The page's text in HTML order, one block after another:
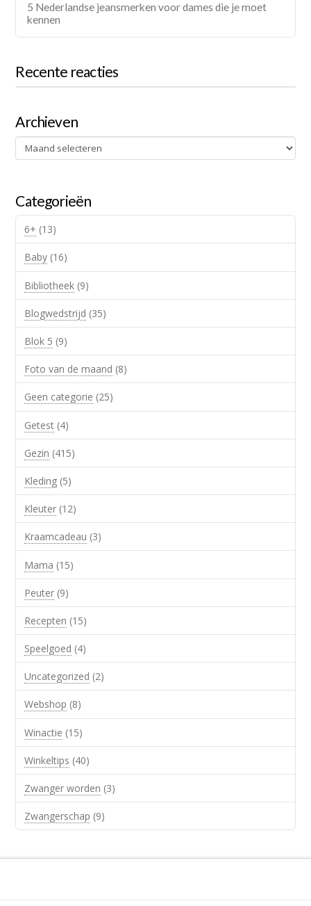
5 Nederlandse jeansmerken voor dames die je moet
kennen
Recente reacties
Archieven
Archieven
Categorieën
6+ (13)
Baby (16)
Bibliotheek (9)
Blogwedstrijd (35)
Blok 5 (9)
Foto van de maand (8)
Geen categorie (25)
Getest (4)
Gezin (415)
Kleding (5)
Kleuter (12)
Kraamcadeau (3)
Mama (15)
Peuter (9)
Recepten (15)
Speelgoed (4)
Uncategorized (2)
Webshop (8)
Winactie (15)
Winkeltips (40)
Zwanger worden (3)
Zwangerschap (9)